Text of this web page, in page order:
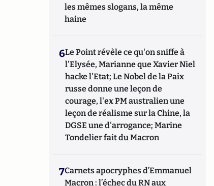
les mêmes slogans, la même
haine
6Le Point révèle ce qu'on sniffe à
l'Elysée, Marianne que Xavier Niel
hacke l'Etat; Le Nobel de la Paix
russe donne une leçon de
courage, l'ex PM australien une
leçon de réalisme sur la Chine, la
DGSE une d'arrogance; Marine
Tondelier fait du Macron
7Carnets apocryphes d’Emmanuel
Macron : l’échec du RN aux